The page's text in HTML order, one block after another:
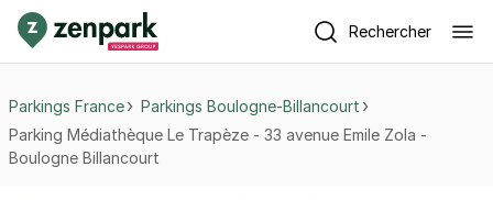
Rechercher
Parkings France
Parkings Boulogne-Billancourt
Parking Médiathèque Le Trapèze - 33 avenue Emile Zola -
Boulogne Billancourt